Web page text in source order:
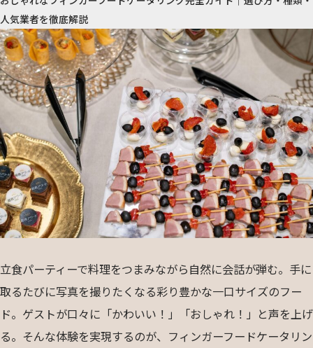
人気業者を徹底解説
立食パーティーで料理をつまみながら自然に会話が弾む。手に
取るたびに写真を撮りたくなる彩り豊かな一口サイズのフー
ド。ゲストが口々に「かわいい！」「おしゃれ！」と声を上げ
る。そんな体験を実現するのが、フィンガーフードケータリン